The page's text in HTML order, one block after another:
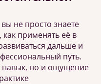
не просто знаете
применять её в
дальше и
путь.
навык, но и ощущение